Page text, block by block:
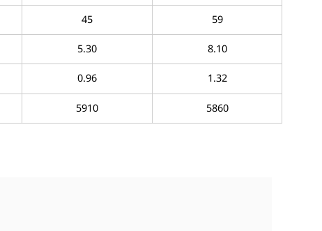
45 59
5.30
8.10
0.96 1.32
5910 5860